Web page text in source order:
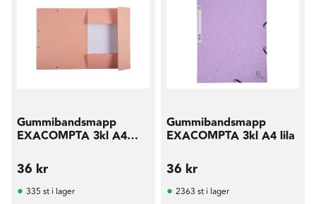
Gummibandsmapp
EXACOMPTA 3kl A4
36 kr
335 st i lager
Gummibandsmapp
EXACOMPTA 3kl A4 lila
36 kr
2363 st i lager